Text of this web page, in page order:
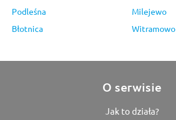
Podleśna
Milejewo
Błotnica
Witramowo
O serwisie
Jak to działa?